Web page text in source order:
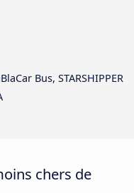
Bus, STARSHIPPER
chers de